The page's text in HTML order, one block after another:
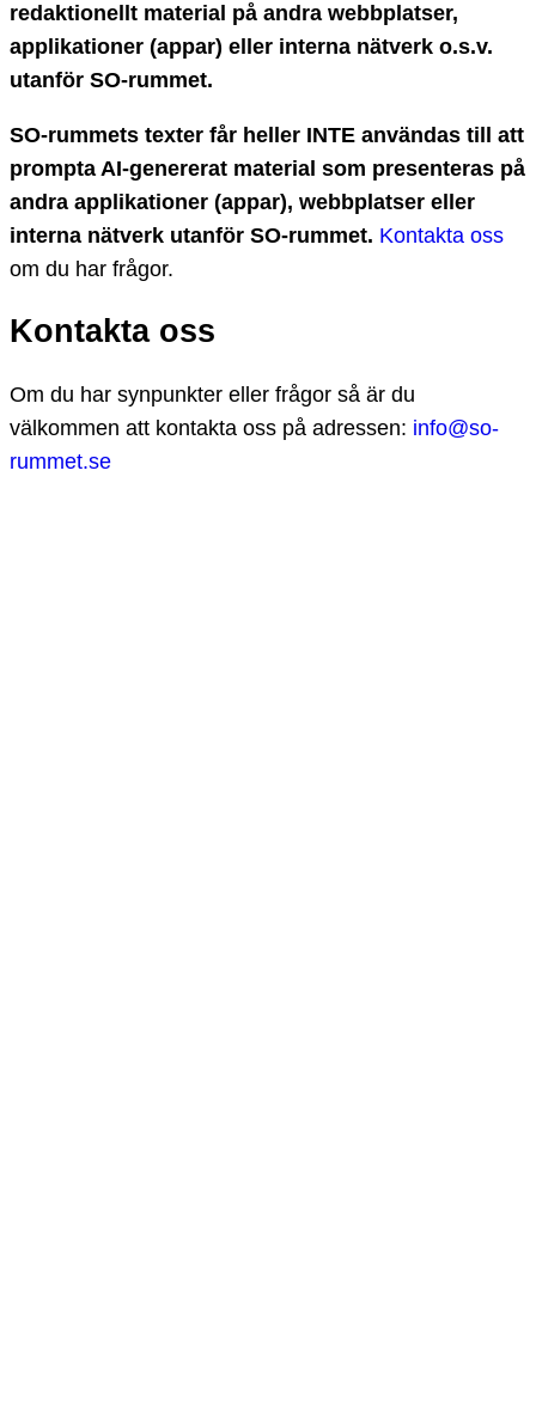
redaktionellt material på andra webbplatser,
applikationer (appar) eller interna nätverk o.s.v.
utanför SO-rummet.
SO-rummets texter får heller INTE användas till att
prompta AI-genererat material som presenteras på
andra applikationer (appar), webbplatser eller
interna nätverk utanför SO-rummet. Kontakta oss
om du har frågor.
Kontakta oss
Om du har synpunkter eller frågor så är du
välkommen att kontakta oss på adressen: info@so-
rummet.se